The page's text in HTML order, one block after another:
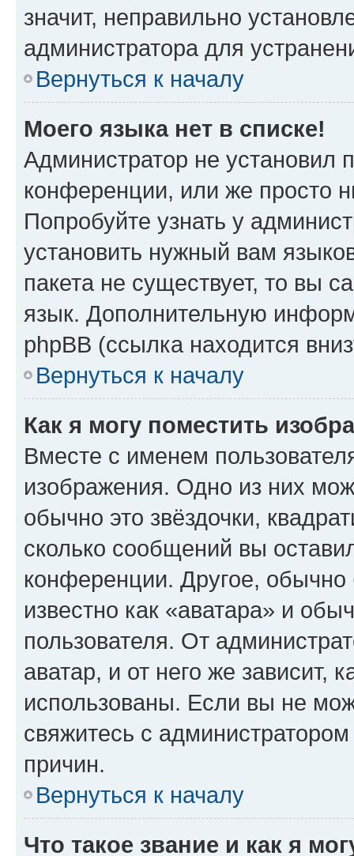
значит, неправильно
администратора для
Вернуться к началу
Моего языка нет в списке!
Администратор не установил
конференции, или же просто
Попробуйте узнать у
установить нужный вам
пакета не существует, то вы
язык. Дополнительную
phpBB (ссылка находится
Вернуться к началу
Как я могу поместить
Вместе с именем
изображения. Одно из них
обычно это звёздочки,
сколько сообщений вы
конференции. Другое,
известно как «аватара» и
пользователя. От
аватар, и от него же зависит,
использованы. Если вы не
свяжитесь с
причин.
Вернуться к началу
Что такое звание и как я